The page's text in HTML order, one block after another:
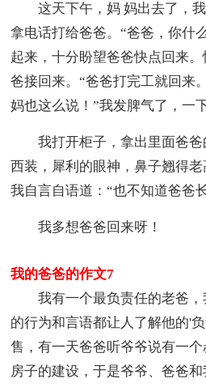
这天下午，妈 妈出去了，我
拿电话打给爸爸。“爸爸，你什
起来，十分盼望爸爸快点回来
爸接回来。“爸爸打完工就回来
妈也这么说！”我发脾气了，一
我打开柜子，拿出里面爸爸
西装，犀利的眼神，鼻子翘得老
我自言自语道：“也不知道爸爸
我多想爸爸回来呀！
我的爸爸的作文7
我有一个最负责任的老爸，
的行为和言语都让人了解他的'
售，有一天爸爸听爷爷说有一
房子的建设，于是爷爷、爸爸